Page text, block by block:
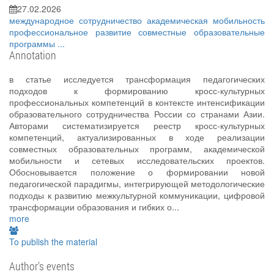
27.02.2026
международное сотрудничество академическая мобильность
профессиональное развитиесовместные образовательные
программы ...
Annotation
в статье исследуется трансформация педагогических
подходов к формированию кросс-культурных
профессиональных компетенций в контексте интенсификации
образовательного сотрудничества России со странами Азии.
Авторами систематизируется реестр кросс-культурных
компетенций, актуализированных в ходе реализации
совместных образовательных программ, академической
мобильности и сетевых исследовательских проектов.
Обосновывается положение о формировании новой
педагогической парадигмы, интегрирующей методологические
подходы к развитию межкультурной коммуникации, цифровой
трансформации образования и гибких о...
more
To publish the material
Author's events